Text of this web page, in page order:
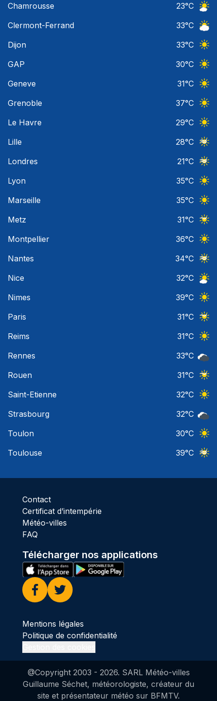
Chamrousse
23°C
Clermont-Ferrand
33°C
Dijon
33°C
GAP
30°C
Geneve
31°C
Grenoble
37°C
Le Havre
29°C
Lille
28°C
Londres
21°C
Lyon
35°C
Marseille
35°C
Metz
31°C
Montpellier
36°C
Nantes
34°C
Nice
32°C
Nimes
39°C
Paris
31°C
Reims
31°C
Rennes
33°C
Rouen
31°C
Saint-Etienne
32°C
Strasbourg
32°C
Toulon
30°C
Toulouse
39°C
Contact
Certificat d’intempérie
Météo-villes
FAQ
Télécharger nos applications
Facebook
Twitter
Mentions légales
Politique de confidentialité
@Copyright 2003 - 2026. SARL Météo-villes
Guillaume Séchet, météorologiste, créateur du
site et présentateur météo sur BFMTV.